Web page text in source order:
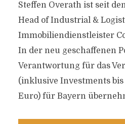
Steffen Overath ist seit
Head of Industrial &
Immobiliendienstleister
In der neu geschaffenen
Verantwortung für das
(inklusive Investments
Euro) für Bayern